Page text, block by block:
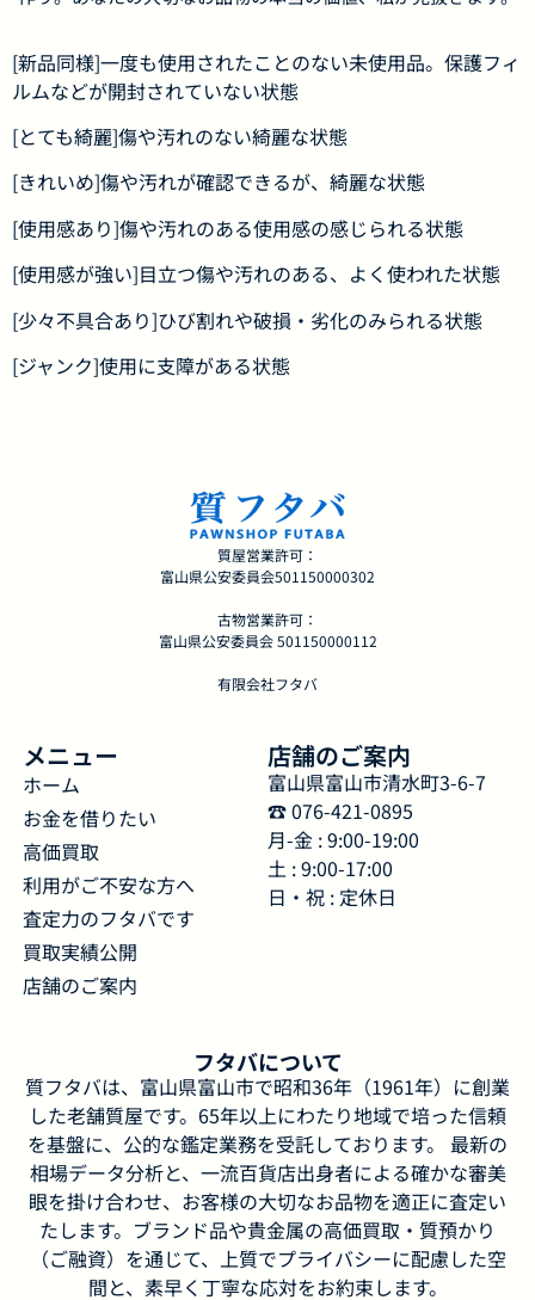
[新品同様]一度も使用されたことのない未使用品。保護フィ
ルムなどが開封されていない状態
[とても綺麗]傷や汚れのない綺麗な状態
[きれいめ]傷や汚れが確認できるが、綺麗な状態
[使用感あり]傷や汚れのある使用感の感じられる状態
[使用感が強い]目立つ傷や汚れのある、よく使われた状態
[少々不具合あり]ひび割れや破損・劣化のみられる状態
[ジャンク]使用に支障がある状態
質屋営業許可：
富山県公安委員会501150000302
古物営業許可：
富山県公安委員会 501150000112
有限会社フタバ
メニュー
ホーム
お金を借りたい
高価買取
利用がご不安な方へ
査定力のフタバです
買取実績公開
店舗のご案内
店舗のご案内
富山県富山市清水町3-6-7
☎︎ 076-421-0895
月-金 : 9:00-19:00
土 : 9:00-17:00
日・祝 : 定休日
フタバについて
質フタバは、富山県富山市で昭和36年（1961年）に創業
した老舗質屋です。65年以上にわたり地域で培った信頼
を基盤に、公的な鑑定業務を受託しております。 最新の
相場データ分析と、一流百貨店出身者による確かな審美
眼を掛け合わせ、お客様の大切なお品物を適正に査定い
たします。ブランド品や貴金属の高価買取・質預かり
（ご融資）を通じて、上質でプライバシーに配慮した空
間と、素早く丁寧な応対をお約束します。